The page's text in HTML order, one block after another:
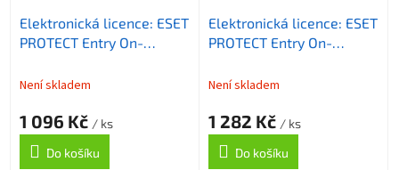
Elektronická licence: ESET
PROTECT Entry On-
rok
Není skladem
1 096 Kč / ks
Do košíku
Elektronická licence: ESET
PROTECT Entry On-
Není skladem
1 282 Kč / ks
Do košíku